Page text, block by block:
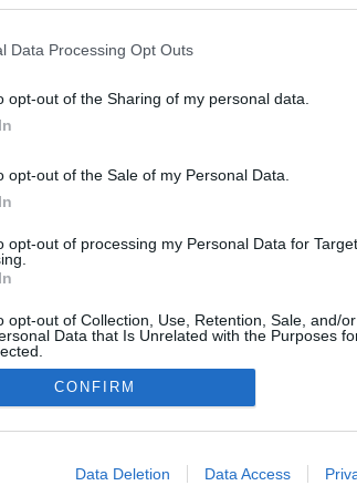
Data Processing Opt Outs
opt-out of the Sharing of my personal data.
opt-out of the Sale of my Personal Data.
opt-out of processing my Personal Data for
opt-out of Collection, Use, Retention, Sale, and/
Data that Is Unrelated with the Purposes
allow Google to enable storage related to
CONFIRM
Data Deletion Data Access
NÉPI
ADATVÉDELEM HIRDETÉSI INFORMÁCIÓK